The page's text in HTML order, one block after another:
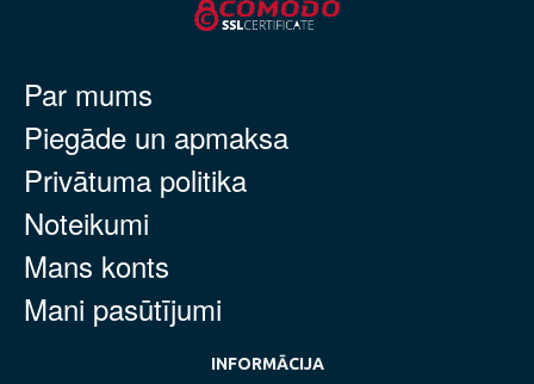
Par mums
Piegāde un apmaksa
Privātuma politika
Noteikumi
Mans konts
Mani pasūtījumi
INFORMĀCIJA